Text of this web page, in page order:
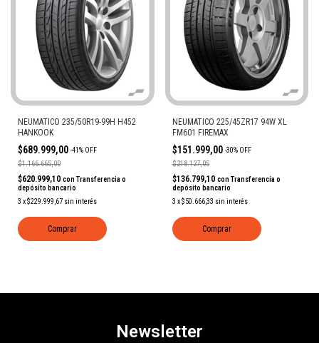
NEUMATICO 235/50R19-99H H452
HANKOOK
$689.999,00 -41 % OFF
$1.166.665,00
$620.999,10 con Transferencia o
depósito bancario
3 x$229.999,67 sin interés
Comprar
NEUMATICO 225/45ZR17 94W XL
FM601 FIREMAX
$151.999,00 -30% OFF
$218.127,05
$136.799,10 con Transferencia o
depósito bancario
3 x$50.666,33 sin interés
Comprar
Newsletter